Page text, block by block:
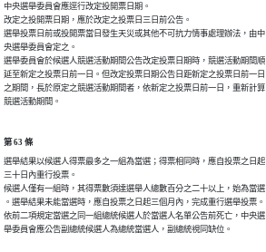
中央選舉委員會應逕行改定投開票日期。
改定之投開票日期，應於改定之投票日三日前公告。
選舉投票日前或投開票當日發生天災或其他不可抗力情事處理辦法，由中
央選舉委員會定之。
選舉委員會於候選人競選活動期間公告改定投票日期時，競選活動期間順
延至新定之投票日前一日。但改定投票日期公告日距新定之投票日前一日
之期間，長於原定之競選活動期間者，依新定之投票日前一日，重新計算
競選活動期間。
第 63 條
選舉結果以候選人得票最多之一組為當選；得票相同時，應自投票之日起
三十日內重行投票。
候選人僅有一組時，其得票數須達選舉人總數百分之二十以上，始為當選
。選舉結果未能當選時，應自投票之日起三個月內，完成重行選舉投票。
依前二項規定當選之同一組總統候選人於當選人名單公告前死亡，中央選
舉委員會應公告副總統候選人為總統當選人，副總統視同缺位。